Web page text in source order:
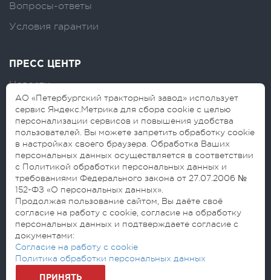
Вопросы-ответы
Условия гарантии
ПРЕСС ЦЕНТР
Новости
Логотипы
Блог
© 2026 АО «Петербургский тракторный
завод»
Согласие на обработку персональных данных
Политика обработки персональных данных
АО «Петербургский тракторный завод» использует
сервис Яндекс.Метрика для сбора cookie с целью
персонализации сервисов и повышения удобства
пользователей. Вы можете запретить обработку cookie
в настройках своего браузера. Обработка Ваших
персональных данных осуществляется в соответствии
с Политикой обработки персональных данных и
требованиями Федерального закона от 27.07.2006 №
152-ФЗ «О персональных данных».
Продолжая пользование сайтом, Вы даёте своё
согласие на работу с cookie, согласие на обработку
персональных данных и подтверждаете согласие с
документами:
Согласие на работу с cookie
Политика обработки персональных данных
ПРИНЯТЬ